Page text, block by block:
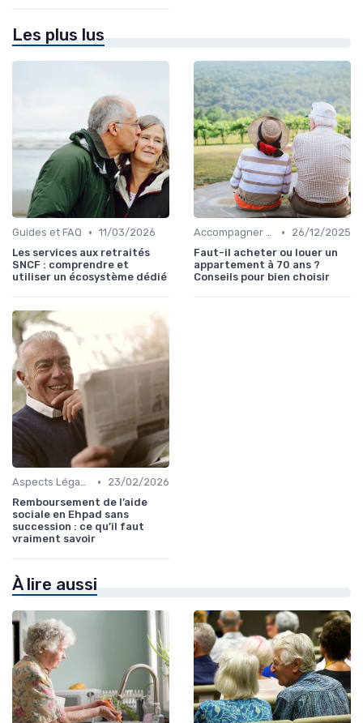
Les plus lus
Guides et FAQ • 11/03/2026
Les services aux retraités
SNCF : comprendre et
utiliser un écosystème dédié
Accompagner un Proche en Maison de Retraite •
26/12/2025
Faut-il acheter ou louer un
appartement à 70 ans ?
Conseils pour bien choisir
Aspects Légaux et Administratifs •
23/02/2026
Remboursement de l’aide
sociale en Ehpad sans
succession : ce qu’il faut
vraiment savoir
À lire aussi